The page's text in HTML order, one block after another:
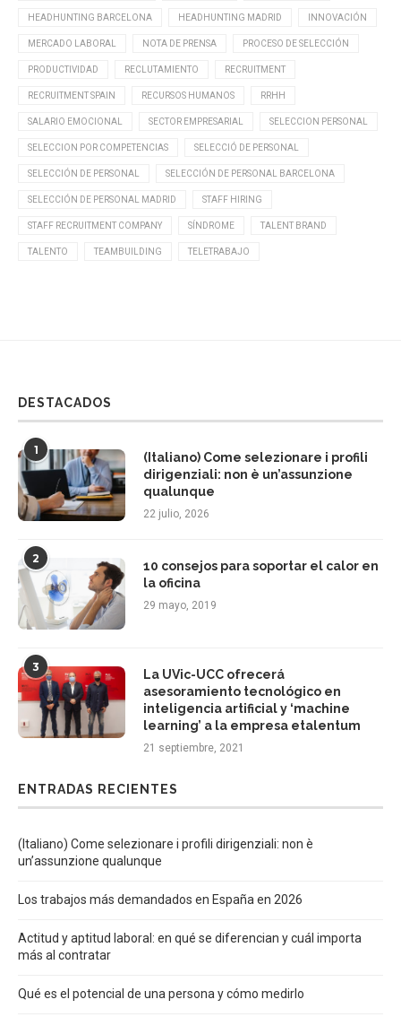
HEADHUNTING BARCELONA HEADHUNTING MADRID INNOVACIÓN
MERCADO LABORAL NOTA DE PRENSA PROCESO DE SELECCIÓN
PRODUCTIVIDAD RECLUTAMIENTO RECRUITMENT
RECRUITMENT SPAIN RECURSOS HUMANOS RRHH
SALARIO EMOCIONAL SECTOR EMPRESARIAL SELECCION PERSONAL
SELECCION POR COMPETENCIAS SELECCIÓ DE PERSONAL
SELECCIÓN DE PERSONAL SELECCIÓN DE PERSONAL BARCELONA
SELECCIÓN DE PERSONAL MADRID STAFF HIRING
STAFF RECRUITMENT COMPANY SÍNDROME TALENT BRAND
TALENTO TEAMBUILDING TELETRABAJO
DESTACADOS
1
(Italiano) Come selezionare i profili
dirigenziali: non è un’assunzione
qualunque
22 julio, 2026
2
10 consejos para soportar el calor en
la oficina
29 mayo, 2019
3
La UVic-UCC ofrecerá
asesoramiento tecnológico en
inteligencia artificial y ‘machine
learning’ a la empresa etalentum
21 septiembre, 2021
ENTRADAS RECIENTES
(Italiano) Come selezionare i profili dirigenziali: non è
un’assunzione qualunque
Los trabajos más demandados en España en 2026
Actitud y aptitud laboral: en qué se diferencian y cuál importa
más al contratar
Qué es el potencial de una persona y cómo medirlo